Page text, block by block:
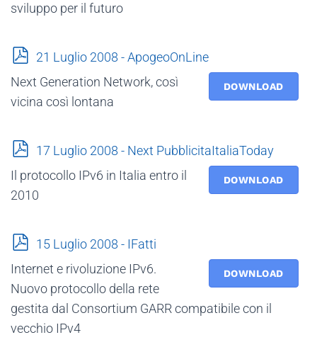
sviluppo per il futuro
p
f
21 Luglio 2008 - ApogeoOnLine
DOWNLOAD
Next Generation Network, così
vicina così lontana
p
f
17 Luglio 2008 - Next PubblicitaItaliaToday
DOWNLOAD
Il protocollo IPv6 in Italia entro il
2010
p
f
15 Luglio 2008 - IFatti
DOWNLOAD
Internet e rivoluzione IPv6.
Nuovo protocollo della rete
gestita dal Consortium GARR compatibile con il
vecchio IPv4